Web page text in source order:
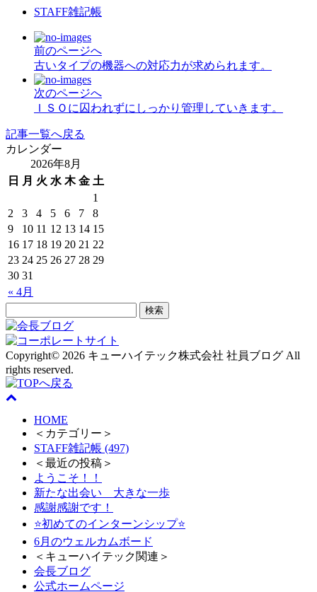
STAFF雑記帳
前のページへ
古いタイプの機器への対応力が求められます。
次のページへ
ＩＳＯに囚われずにしっかり管理していきます。
記事一覧へ戻る
カレンダー
2026年8月
日
月 火 水 木 金 土
« 4月
1
2
3 4 5 6 7
8
9
10 11 12 13 14 15
16 17 18 19 20 21 22
23 24 25 26 27 28 29
30 31
Copyright© 2026 キューハイテック株式会社 社員ブログ All
rights reserved.
HOME
＜カテゴリー＞
STAFF雑記帳 (497)
＜最近の投稿＞
ようこそ！！
新たな出会い 大きな一歩
感謝感謝です！
⭐初めてのインターンシップ⭐
6月のウェルカムボード
＜キューハイテック関連＞
会長ブログ
公式ホームページ